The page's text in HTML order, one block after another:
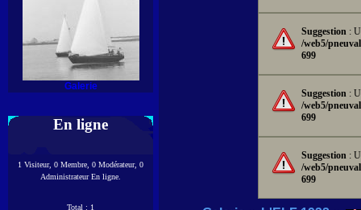
Galerie
En ligne
1 Visiteur, 0 Membre, 0 Modérateur, 0
Administrateur En ligne.
Total : 1
Suggestion :
/web5/
699
Suggestion :
/web5/
699
Suggestion :
/web5/
699